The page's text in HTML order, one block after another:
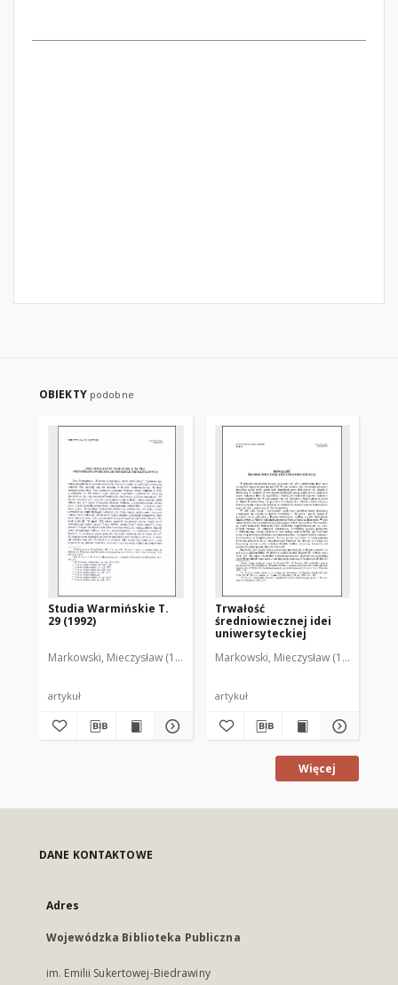
OBIEKTY podobne
Studia Warmińskie T.
29 (1992)
Markowski, Mieczysław (1929-2011)
artykuł
Trwałość
średniowiecznej idei
uniwersyteckiej
Markowski, Mieczysław (1929-2011)
artykuł
Więcej
DANE KONTAKTOWE
Adres
Wojewódzka Biblioteka Publiczna
im. Emilii Sukertowej-Biedrawiny